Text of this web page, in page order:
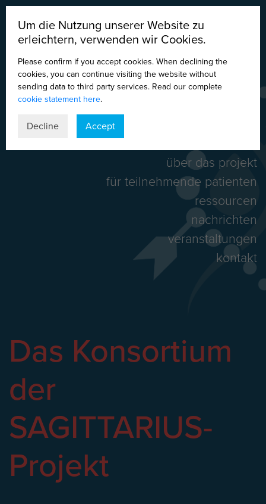
über das projekt
für teilnehmende patienten
ressourcen
nachrichten
veranstaltungen
kontakt
Das Konsortium
der
SAGITTARIUS-
Projekt
Um die Nutzung unserer Website zu
erleichtern, verwenden wir Cookies.
Please confirm if you accept cookies. When declining the
cookies, you can continue visiting the website without
sending data to third party services. Read our complete
cookie statement here.
Decline Accept